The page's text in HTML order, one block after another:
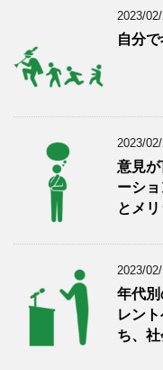
2023/
自分
2023/
意見
ーシ
とメ
2023/
年代
レン
ち、